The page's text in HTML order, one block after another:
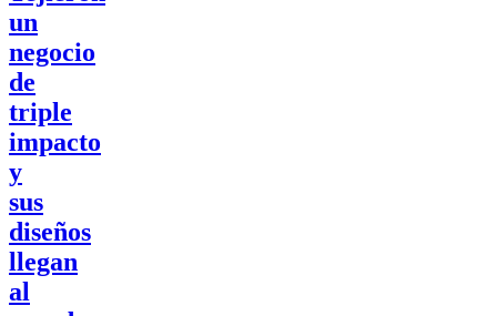
un
negocio
de
triple
impacto
y
sus
diseños
llegan
al